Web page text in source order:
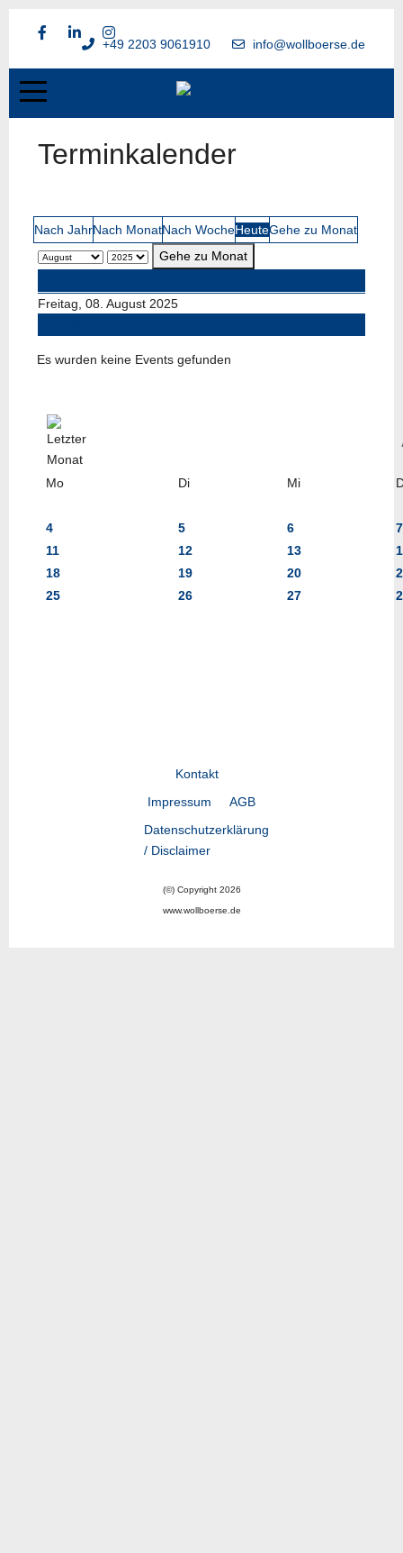
+49 2203 9061910 info@wollboerse.de
Terminkalender
Nach JahrNach MonatNach WocheHeuteGehe zu Monat
Gehe zu Monat
Freitag, 08. August 2025
Es wurden keine Events gefunden
Mo Di Mi
4 5 6
7
11
12 13
18
19 20
25
26 27
Kontakt
Impressum
AGB
Datenschutzerklärung
/ Disclaimer
(©) Copyright 2026
www.wollboerse.de